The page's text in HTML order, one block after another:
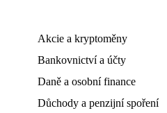
Akcie a kryptoměny
Bankovnictví a účty
Daně a osobní finance
Důchody a penzijní spoření